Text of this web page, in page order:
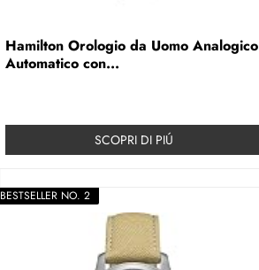
Hamilton Orologio da Uomo Analogico
Automatico con...
SCOPRI DI PIÚ
BESTSELLER NO. 2